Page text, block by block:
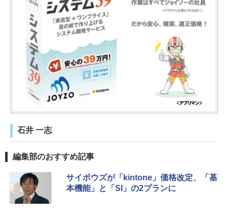
石井 一志
編集部のおすすめ記事
サイボウズが「kintone」価格改定、「基
本機能」と「SI」の2プランに